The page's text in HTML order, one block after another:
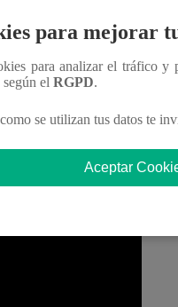
“Siento que hay algo
el empresario. Pero todo
para irse
Lucas” EN
para mejorar
para analizar el tráfico y
según el RGPD.
se utilizan tus datos te
Aceptar